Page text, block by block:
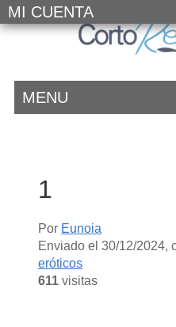
MI CUENTA
MENU
1
Por Eunoia
Enviado el 30/12/2024,
eróticos
611visitas